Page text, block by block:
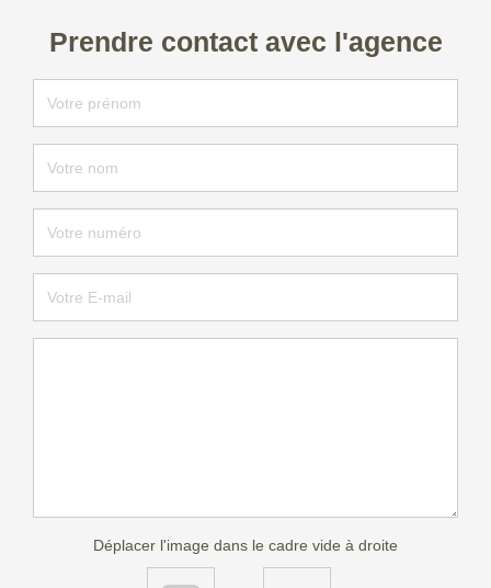
Prendre contact avec l'agence
Déplacer l'image dans le cadre vide à droite